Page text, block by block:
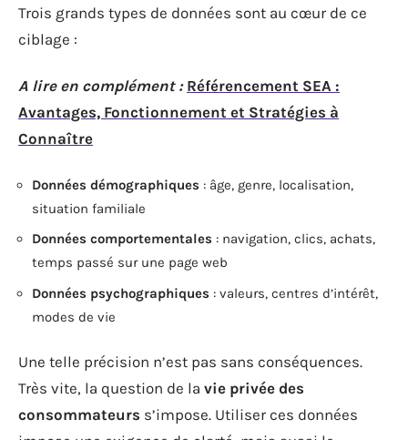
Trois grands types de données sont au cœur de ce
ciblage :
A lire en complément : Référencement SEA :
Avantages, Fonctionnement et Stratégies à
Connaître
Données démographiques : âge, genre, localisation,
situation familiale
Données comportementales : navigation, clics, achats,
temps passé sur une page web
Données psychographiques : valeurs, centres d’intérêt,
modes de vie
Une telle précision n’est pas sans conséquences.
Très vite, la question de la vie privée des
consommateurs s’impose. Utiliser ces données